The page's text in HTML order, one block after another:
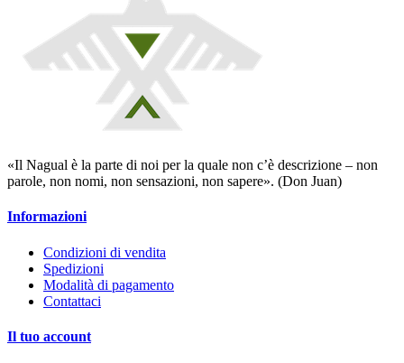
«Il Nagual è la parte di noi per la quale non c’è descrizione – non
parole, non nomi, non sensazioni, non sapere». (Don Juan)
Informazioni
Condizioni di vendita
Spedizioni
Modalità di pagamento
Contattaci
Il tuo account